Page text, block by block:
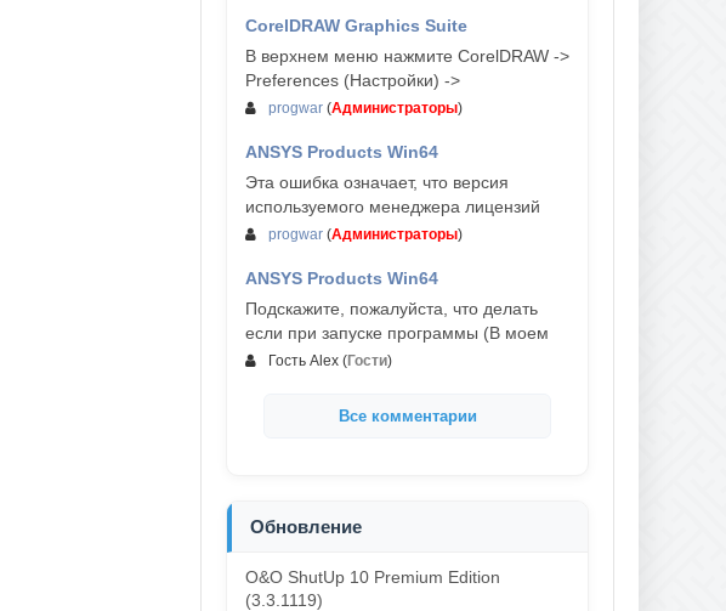
CorelDRAW Graphics Suite
03-авг, 18:58
В верхнем меню нажмите CorelDRAW ->
Preferences (Настройки) ->
progwar (Администраторы)
ANSYS Products Win64
Эта ошибка означает, что версия
используемого менеджера лицензий
progwar (Администраторы)
ANSYS Products Win64
Подскажите, пожалуйста, что делать
если при запуске программы (В моем
Гость Alex (Гости)
Все комментарии
Обновление
O&O ShutUp 10 Premium Edition
(3.3.1119)